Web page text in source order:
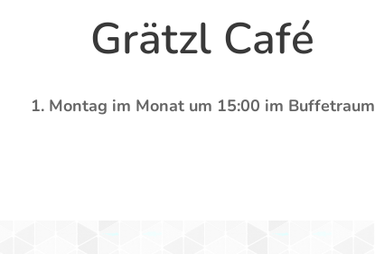
Grätzl Café
1. Montag im Monat um 15:00 im Buffetraum